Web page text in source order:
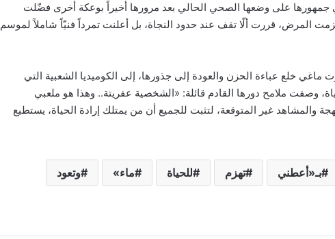
جمهورها على وضعها الصحي الحالي بعد مرورها أخيراً بوعكة أخرى فضّلت
المرض، قررت ألّا تقف عند حدود النجاة، بل أعلنت تمرداً فنيّاً شاملاً لموسم
ماغي خلع عباءة الحزن والعودة إلى جذورها، إلى الكوميديا الشعبية التي
وصفت ملامح دورها القادم قائلة: «الشخصية عفريتة.. وهذا هو ملعبي
والمشاهد غير المتوقعة، لتثبت للجميع أن من يمتلك إرادة الحياة، يستطيع
بـ«أعطني تهزم للحياة ماء» وتعود